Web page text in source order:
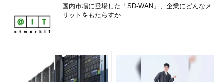
国内市場に登場した「SD-WAN」、企業にどんなメ
リットをもたらすか